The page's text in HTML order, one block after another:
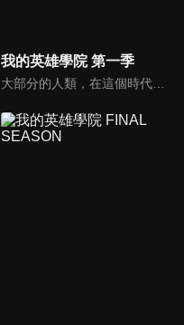
我的英雄學院 第一季